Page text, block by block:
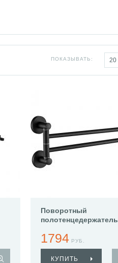
ПОКАЗЫВАТЬ: 20
Поворотный
полотенцедержатель
1794 РУБ.
КУПИТЬ